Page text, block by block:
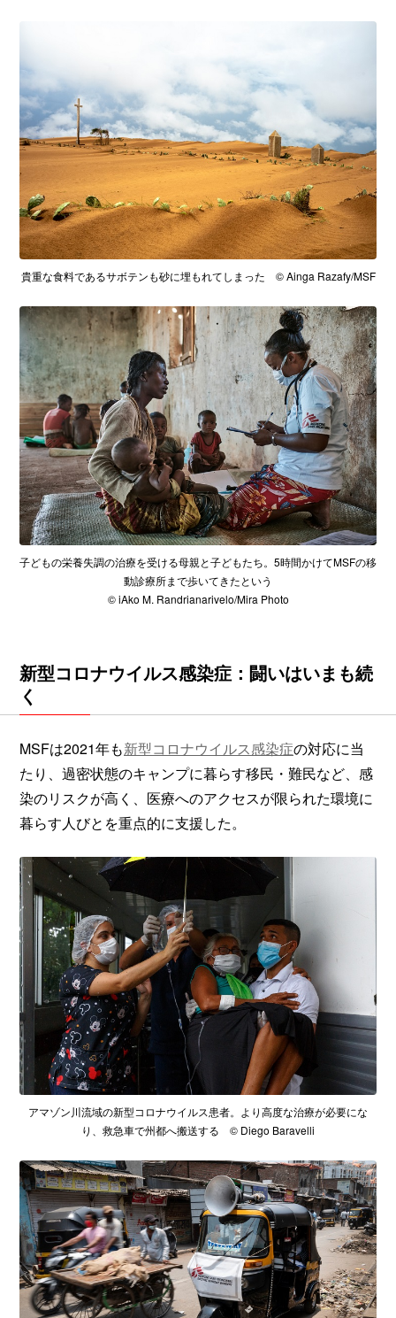
貴重な食料であるサボテンも砂に埋もれてしまった © Ainga Razafy/MSF
子どもの栄養失調の治療を受ける母親と子どもたち。5時間かけてMSFの移
動診療所まで歩いてきたという
© iAko M. Randrianarivelo/Mira Photo
新型コロナウイルス感染症：闘いはいまも続
く
MSFは2021年も新型コロナウイルス感染症の対応に当
たり、過密状態のキャンプに暮らす移民・難民など、感
染のリスクが高く、医療へのアクセスが限られた環境に
暮らす人びとを重点的に支援した。
アマゾン川流域の新型コロナウイルス患者。より高度な治療が必要にな
り、救急車で州都へ搬送する © Diego Baravelli